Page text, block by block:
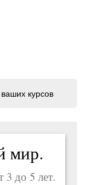
курсов
мир.
3 до 5 лет.